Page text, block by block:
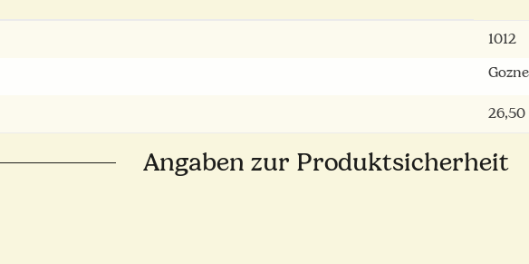
1012
26,50
Angaben zur Produktsicherheit